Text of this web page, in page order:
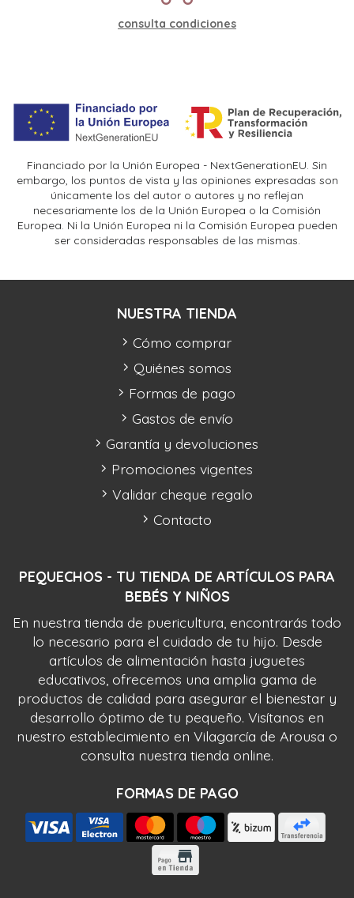
consulta condiciones
Financiado por la Unión Europea - NextGenerationEU. Sin
embargo, los puntos de vista y las opiniones expresadas son
únicamente los del autor o autores y no reflejan
necesariamente los de la Unión Europea o la Comisión
Europea. Ni la Unión Europea ni la Comisión Europea pueden
ser consideradas responsables de las mismas.
PEQUECHOS - TU TIENDA DE ARTÍCULOS PARA
BEBÉS Y NIÑOS
En nuestra tienda de puericultura, encontrarás todo
lo necesario para el cuidado de tu hijo. Desde
artículos de alimentación hasta juguetes
educativos, ofrecemos una amplia gama de
productos de calidad para asegurar el bienestar y
desarrollo óptimo de tu pequeño. Visítanos en
nuestro establecimiento en Vilagarcía de Arousa o
consulta nuestra tienda online.
FORMAS DE PAGO
NUESTRA TIENDA
Cómo comprar
Quiénes somos
Formas de pago
Gastos de envío
Garantía y devoluciones
Promociones vigentes
Validar cheque regalo
Contacto